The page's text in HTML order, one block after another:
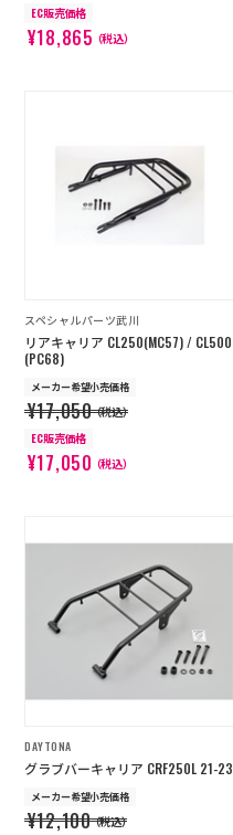
EC販売価格
¥18,865（税込）
スペシャルパーツ武川
リアキャリア CL250(MC57) / CL500
(PC68)
メーカー希望小売価格
¥17,050（税込）
EC販売価格
¥17,050（税込）
DAYTONA
グラブバーキャリア CRF250L 21-23
メーカー希望小売価格
¥12,100（税込）